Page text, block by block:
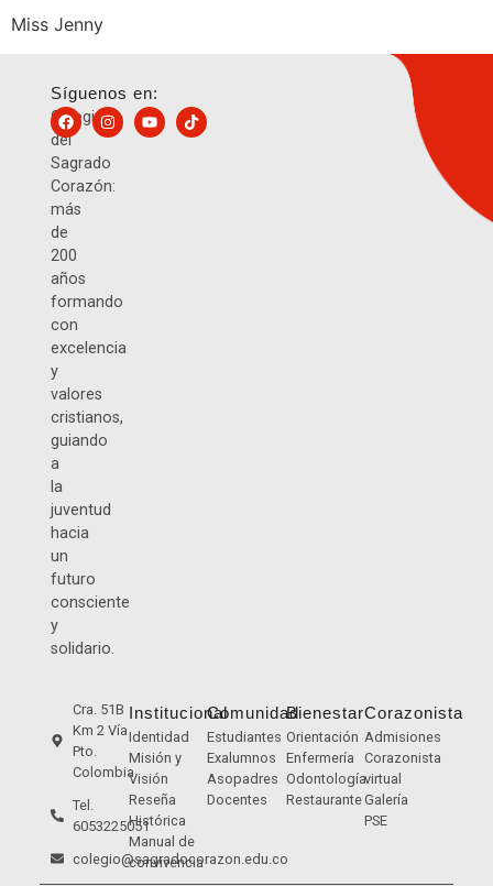
Miss Jenny
Colegio
del
Sagrado
Corazón:
más
de
200
años
formando
con
excelencia
y
valores
cristianos,
guiando
a
la
juventud
hacia
un
futuro
consciente
y
solidario.
Síguenos en:
Cra. 51B
Km 2 Vía
Pto.
Colombia
Tel.
6053225051
colegio@sagradocorazon.edu.co
Institucional
Identidad
Misión y
Visión
Reseña
Histórica
Manual de
convivencia
Comunidad
Estudiantes
Exalumnos
Asopadres
Docentes
Bienestar
Orientación
Enfermería
Odontología
Restaurante
Corazonista
Admisiones
Corazonista
virtual
Galería
PSE